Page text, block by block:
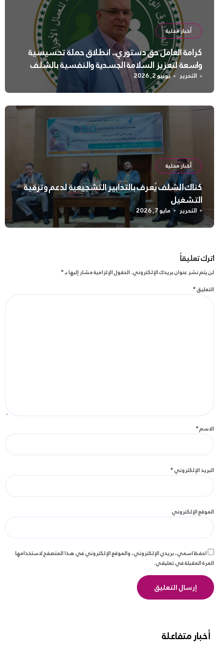
أخبار محلية
كرامة العامل حق دستوري.. انطلاق حملة تحسيسية
واسعة لتعزيز السلامة الجسدية والنفسية بالشلف
التحرير يونيو 2, 2026
أخبار محلية
كناك الشلف يُعرف بالتدابير التشجيعية لدعم وترقية
التشغيل
التحرير مايو 7, 2026
اترك تعليقاً
لن يتم نشر عنوان بريدك الإلكتروني.الحقول الإلزامية مشار إليها بـ*
التعليق*
الاسم*
البريد الإلكتروني*
الموقع الإلكتروني
احفظ اسمي، بريدي الإلكتروني، والموقع الإلكتروني في هذا المتصفح لاستخدامها
المرة المقبلة في تعليقي.
أخبار متفاعلة